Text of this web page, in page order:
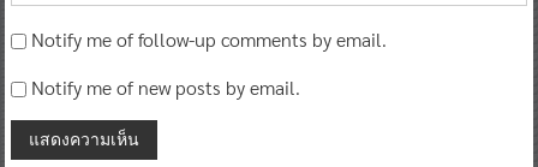
Notify me of follow-up comments by email.
Notify me of new posts by email.